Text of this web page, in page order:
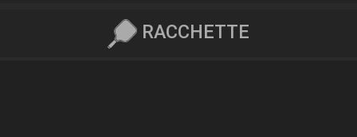
RACCHETTE